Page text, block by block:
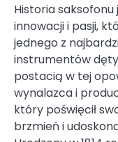
Historia
innowacji i pasji,
jednego z
instrumentów
postacią w tej
wynalazca i
który poświęcił
brzmień i